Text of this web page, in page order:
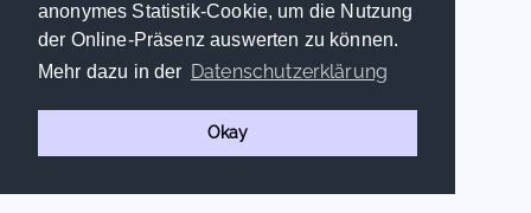
anonymes Statistik-Cookie, um die Nutzung
der Online-Präsenz auswerten zu können.
Mehr dazu in der Datenschutzerklärung
Okay